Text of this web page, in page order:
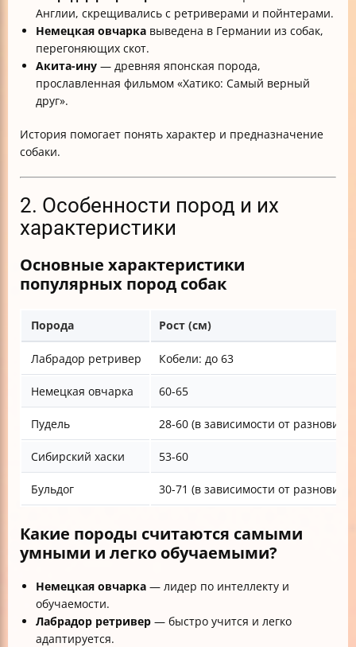
Англии, скрещивались с ретриверами и пойнтерами.
Немецкая овчарка выведена в Германии из собак,
перегоняющих скот.
Акита-ину — древняя японская порода,
прославленная фильмом «Хатико: Самый верный
друг».
История помогает понять характер и предназначение
собаки.
2. Особенности пород и их
характеристики
Основные характеристики
популярных пород собак
Порода Рост (см)
Лабрадор ретривер Кобели: до 63
Немецкая овчарка 60-65
Пудель 28-60 (в зависимости от
Сибирский хаски 53-60
Бульдог 30-71 (в зависимости от
Какие породы считаются самыми
умными и легко обучаемыми?
Немецкая овчарка — лидер по интеллекту и
обучаемости.
Лабрадор ретривер — быстро учится и легко
адаптируется.